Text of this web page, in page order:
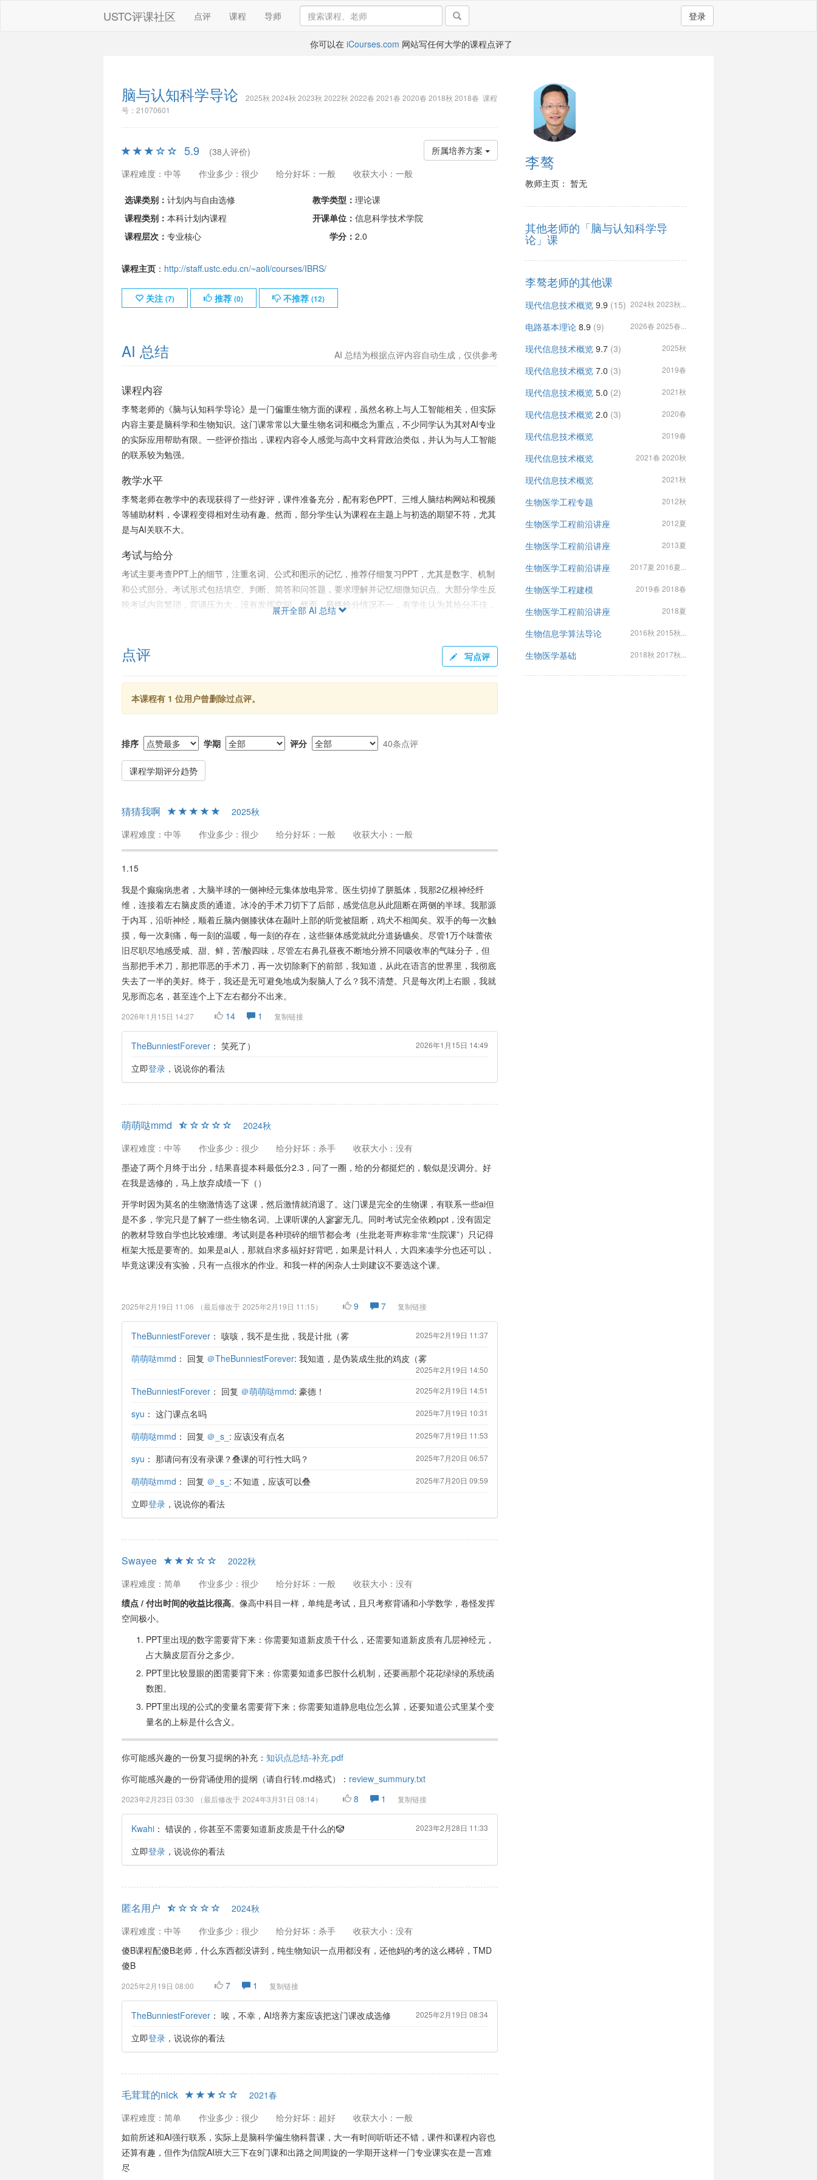
USTC评课社区 点评 课程 导师 登录
你可以在 iCourses.com 网站写任何大学的课程点评了
脑与认知科学导论
2025秋 2024秋 2023秋 2022秋 2022春 2021春 2020春 2018秋 2018春 课程
号：21070601
所属培养方案
5.9
(38人评价)
课程难度：中等
作业多少：很少 给分好坏：一般 收获大小：一般
选课类别： 计划内与自由选修 教学类型： 理论课
课程类别： 本科计划内课程 开课单位： 信息科学技术学院
课程层次： 专业核心 学分： 2.0
课程主页： http://staff.ustc.edu.cn/~aoli/courses/IBRS/
关注 (7) 推荐 (0) 不推荐 (12)
AI 总结 AI 总结为根据点评内容自动生成，仅供参考
课程内容
李骜老师的《脑与认知科学导论》是一门偏重生物方面的课程，虽然名称上与人工智能相关，但实际
内容主要是脑科学和生物知识。这门课常常以大量生物名词和概念为重点，不少同学认为其对AI专业
的实际应用帮助有限。一些评价指出，课程内容令人感觉与高中文科背政治类似，并认为与人工智能
的联系较为勉强。
教学水平
李骜老师在教学中的表现获得了一些好评，课件准备充分，配有彩色PPT、三维人脑结构网站和视频
等辅助材料，令课程变得相对生动有趣。然而，部分学生认为课程在主题上与初选的期望不符，尤其
是与AI关联不大。
考试与给分
考试主要考查PPT上的细节，注重名词、公式和图示的记忆，推荐仔细复习PPT，尤其是数字、机制
和公式部分。考试形式包括填空、判断、简答和问答题，要求理解并记忆细微知识点。大部分学生反
映考试内容繁琐，背诵压力大，没有发挥空间。然而，最终给分情况不一，有学生认为其给分不佳，
作业与课业负担
课程作业量不大，通常每章有一到两道开放性题目，总共有四次作业，种类为主观题，内容相对轻
总结
生物专业、缺乏背诵能力的学生而言，选择需慎重。课程的考核以细节记忆为主，理解和应用的成分
较少。此外，相较于内容，课程与AI的关联性较低，对于实用性期待较高的同学，可能会有失望。同
时，受重记忆要求和较不理想的给分影响，选课时应结合自己的学习风格和倾向谨慎考虑。
展开全部 AI 总结
点评 写点评
本课程有 1 位用户曾删除过点评。
排序 学期 评分 40条点评
课程学期评分趋势
猜猜我啊
2025秋
课程难度：中等
作业多少：很少 给分好坏：一般 收获大小：一般
1.15
我是个癫痫病患者，大脑半球的一侧神经元集体放电异常。医生切掉了胼胝体，我那2亿根神经纤
维，连接着左右脑皮质的通道。冰冷的手术刀切下了后部，感觉信息从此阻断在两侧的半球。我那源
于内耳，沿听神经，顺着丘脑内侧膝状体在颞叶上部的听觉被阻断，鸡犬不相闻矣。双手的每一次触
摸，每一次刺痛，每一刻的温暖，每一刻的存在，这些躯体感觉就此分道扬镳矣。尽管1万个味蕾依
旧尽职尽地感受咸、甜、鲜，苦/酸四味，尽管左右鼻孔昼夜不断地分辨不同吸收率的气味分子，但
当那把手术刀，那把罪恶的手术刀，再一次切除剩下的前部，我知道，从此在语言的世界里，我彻底
失去了一半的美好。终于，我还是无可避免地成为裂脑人了么？我不清楚。只是每次闭上右眼，我就
见形而忘名，甚至连个上下左右都分不出来。
2026年1月15日 14:27 14 1 复制链接
TheBunniestForever： 笑死了） 2026年1月15日 14:49
立即登录，说说你的看法
萌萌哒mmd
2024秋
课程难度：中等
作业多少：很少 给分好坏：杀手
收获大小：没有
墨迹了两个月终于出分，结果喜提本科最低分2.3，问了一圈，给的分都挺烂的，貌似是没调分。好
在我是选修的，马上放弃成绩一下（）
开学时因为莫名的生物激情选了这课，然后激情就消退了。这门课是完全的生物课，有联系一些ai但
是不多，学完只是了解了一些生物名词。上课听课的人寥寥无几。同时考试完全依赖ppt，没有固定
的教材导致自学也比较难绷。考试则是各种琐碎的细节都会考（生批老哥声称非常“生院课”）只记得
框架大抵是要寄的。如果是ai人，那就自求多福好好背吧，如果是计科人，大四来凑学分也还可以，
毕竟这课没有实验，只有一点很水的作业。和我一样的闲杂人士则建议不要选这个课。
2025年2月19日 11:06 （最后修改于 2025年2月19日 11:15） 9 7 复制链接
TheBunniestForever： 咳咳，我不是生批，我是计批（雾 2025年2月19日 11:37
萌萌哒mmd ： 回复 ＠TheBunniestForever: 我知道，是伪装成生批的鸡皮（雾
2025年2月19日 14:50
TheBunniestForever： 回复 ＠萌萌哒mmd: 豪德！ 2025年2月19日 14:51
syu ： 这门课点名吗 2025年7月19日 10:31
萌萌哒mmd ： 回复 ＠_s_ : 应该没有点名 2025年7月19日 11:53
syu ： 那请问有没有录课？叠课的可行性大吗？ 2025年7月20日 06:57
萌萌哒mmd ： 回复 ＠_s_ : 不知道，应该可以叠 2025年7月20日 09:59
立即登录，说说你的看法
Swayee
2022秋
课程难度：简单
作业多少：很少 给分好坏：一般
收获大小：没有
绩点 / 付出时间的收益比很高。像高中科目一样，单纯是考试，且只考察背诵和小学数学，卷怪发挥
空间极小。
PPT里出现的数字需要背下来：你需要知道新皮质干什么，还需要知道新皮质有几层神经元，
占大脑皮层百分之多少。
PPT里比较显眼的图需要背下来：你需要知道多巴胺什么机制，还要画那个花花绿绿的系统函
数图。
PPT里出现的公式的变量名需要背下来；你需要知道静息电位怎么算，还要知道公式里某个变
量名的上标是什么含义。
你可能感兴趣的一份复习提纲的补充： 知识点总结-补充.pdf
你可能感兴趣的一份背诵使用的提纲（请自行转.md格式）： review_summury.txt
2023年2月23日 03:30 （最后修改于 2024年3月31日 08:14） 8 1 复制链接
Kwahi： 错误的，你甚至不需要知道新皮质是干什么的🤡 2023年2月28日 11:33
立即登录，说说你的看法
匿名用户
2024秋
课程难度：中等
作业多少：很少 给分好坏：杀手
收获大小：没有
傻B课程配傻B老师，什么东西都没讲到，纯生物知识一点用都没有，还他妈的考的这么稀碎，TMD
傻B
2025年2月19日 08:00 7 1 复制链接
TheBunniestForever： 唉，不幸，AI培养方案应该把这门课改成选修 2025年2月19日 08:34
立即登录，说说你的看法
毛茸茸的nick
2021春
课程难度：简单
作业多少：很少 给分好坏：超好
收获大小：一般
如前所述和AI强行联系，实际上是脑科学偏生物科普课，大一有时间听听还不错，课件和课程内容也
还算有趣，但作为信院AI班大三下在9门课和出路之间周旋的一学期开这样一门专业课实在是一言难
尽
李骜
教师主页： 暂无
其他老师的「脑与认知科学导
论」课
李骜老师的其他课
现代信息技术概览 9.9 (15) 2024秋 2023秋...
电路基本理论 8.9 (9) 2026春 2025春...
现代信息技术概览 9.7 (3) 2025秋
现代信息技术概览 7.0 (3) 2019春
现代信息技术概览 5.0 (2) 2021秋
现代信息技术概览 2.0 (3) 2020春
现代信息技术概览 2019春
现代信息技术概览 2021春 2020秋
现代信息技术概览 2021秋
生物医学工程专题 2012秋
生物医学工程前沿讲座 2012夏
生物医学工程前沿讲座 2013夏
生物医学工程前沿讲座 2017夏 2016夏...
生物医学工程建模 2019春 2018春
生物医学工程前沿讲座 2018夏
生物信息学算法导论 2016秋 2015秋...
生物医学基础 2018秋 2017秋...